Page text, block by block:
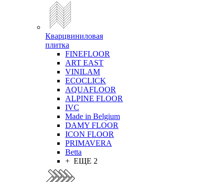
Кварцвиниловая
плитка
FINEFLOOR
ART EAST
VINILAM
ECOCLICK
AQUAFLOOR
ALPINE FLOOR
IVC
Made in Belgium
DAMY FLOOR
ICON FLOOR
PRIMAVERA
Betta
+ ЕЩЕ 2